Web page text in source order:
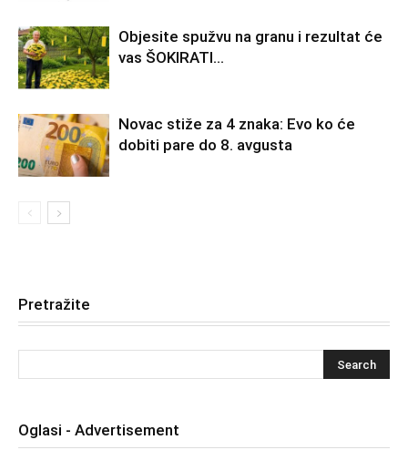
Objesite spužvu na granu i rezultat će
vas ŠOKIRATI…
Novac stiže za 4 znaka: Evo ko će
dobiti pare do 8. avgusta
Pretražite
Oglasi - Advertisement